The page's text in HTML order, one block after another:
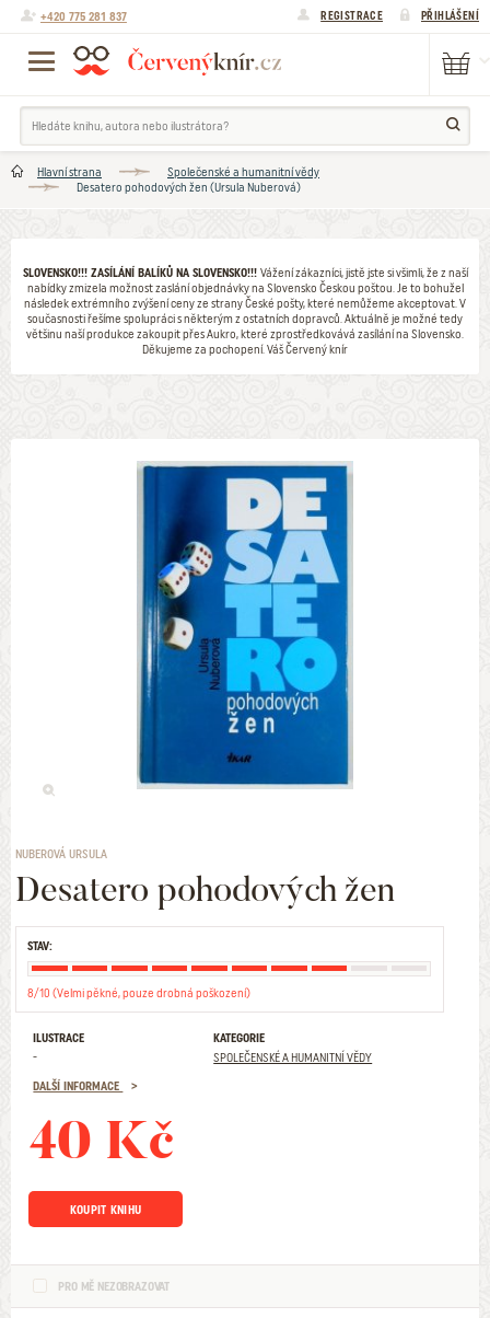
+420 775 281 837 REGISTRACE PŘIHLÁŠENÍ
Hlavní strana
Společenské a humanitní vědy
Desatero pohodových žen (Ursula Nuberová)
SLOVENSKO!!! ZASÍLÁNÍ BALÍKŮ NA SLOVENSKO!!! Vážení zákazníci, jistě jste si všimli, že z naší
nabídky zmizela možnost zaslání objednávky na Slovensko Českou poštou. Je to bohužel
následek extrémního zvýšení ceny ze strany České pošty, které nemůžeme akceptovat. V
současnosti řešíme spolupráci s některým z ostatních dopravců. Aktuálně je možné tedy
většinu naší produkce zakoupit přes Aukro, které zprostředkovává zasílání na Slovensko.
Děkujeme za pochopení. Váš Červený knír
NUBEROVÁ URSULA
Desatero pohodových žen
STAV:
8/10 (Velmi pěkné, pouze drobná poškození)
ILUSTRACE
-
KATEGORIE
SPOLEČENSKÉ A HUMANITNÍ VĚDY
DALŠÍ INFORMACE
40 Kč
KOUPIT KNIHU
PRO MĚ NEZOBRAZOVAT